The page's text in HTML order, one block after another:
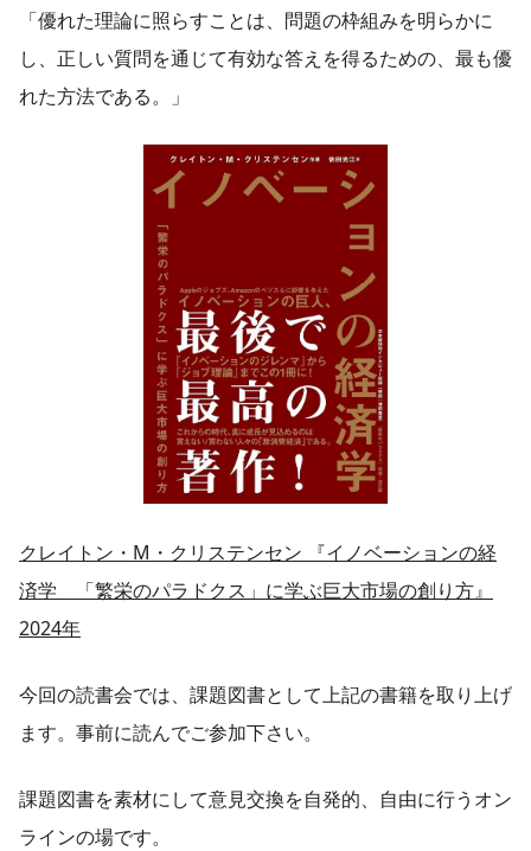
「優れた理論に照らすことは、問題の枠組みを明らかに
し、正しい質問を通じて有効な答えを得るための、最も優
れた方法である。」
クレイトン・M・クリステンセン 『イノベーションの経
済学 「繁栄のパラドクス」に学ぶ巨大市場の創り方』
2024年
今回の読書会では、課題図書として上記の書籍を取り上げ
ます。事前に読んでご参加下さい。
課題図書を素材にして意見交換を自発的、自由に行うオン
ラインの場です。